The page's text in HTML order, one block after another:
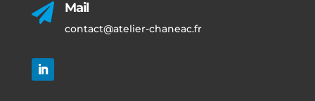
 Mail
contact@atelier-chaneac.fr